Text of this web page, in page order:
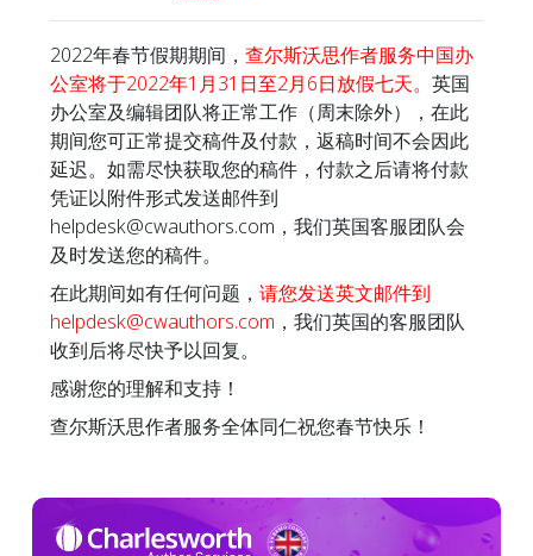
2022年春节假期期间， 查尔斯沃思作者服务中国办
公室将于2022年1月31日至2月6日放假七天。 英国
办公室及编辑团队将正常工作（周末除外），在此
期间您可正常提交稿件及付款，返稿时间不会因此
延迟。如需尽快获取您的稿件，付款之后请将付款
凭证以附件形式发送邮件到
helpdesk@cwauthors.com，我们英国客服团队会
及时发送您的稿件。
在此期间如有任何问题， 请您发送英文邮件到
helpdesk@cwauthors.com ，我们英国的客服团队
收到后将尽快予以回复。
感谢您的理解和支持！
查尔斯沃思作者服务全体同仁祝您春节快乐！